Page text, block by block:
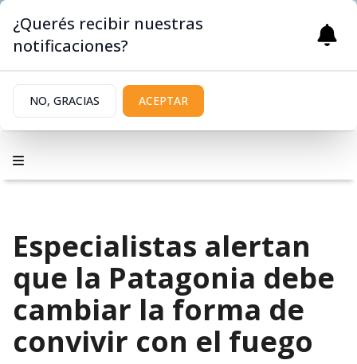
Especialistas alertan
que la Patagonia debe
cambiar la forma de
convivir con el fuego
¿Querés recibir nuestras
notificaciones?
NO, GRACIAS ACEPTAR